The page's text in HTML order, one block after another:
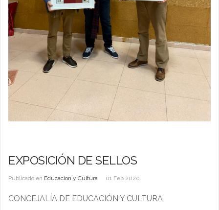
EXPOSICIÓN DE SELLOS
Publicado en Educacion y Cultura 01 Feb 2020
CONCEJALÍA DE EDUCACIÓN Y CULTURA